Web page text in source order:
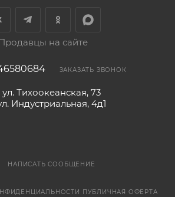
на сайте
ЗАКАЗАТЬ ЗВОНОК
ул. Тихоокеанская, 73
Индустриальная, 4д1
НАПИСАТЬ СООБЩЕНИЕ
ПУБЛИЧНАЯ ОФЕРТА